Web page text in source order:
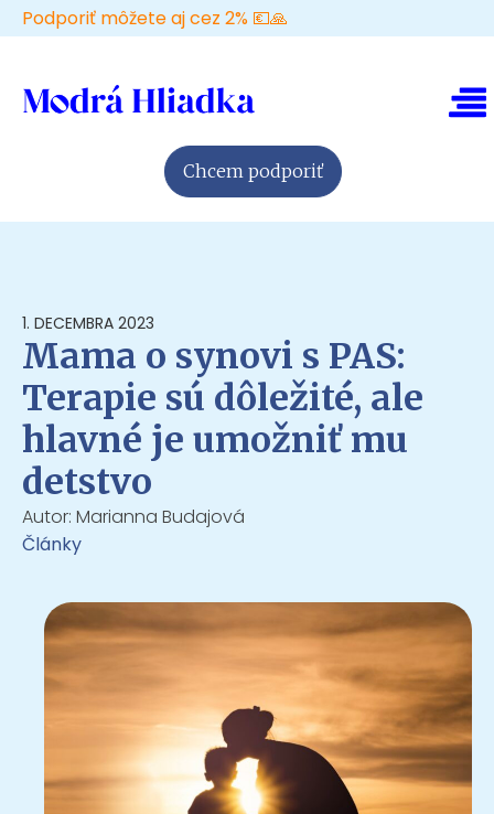
Podporiť môžete aj cez 2% 💶🙏
Chcem podporiť
1. DECEMBRA 2023
Mama o synovi s PAS:
Terapie sú dôležité, ale
hlavné je umožniť mu
detstvo
Autor: Marianna Budajová
Články